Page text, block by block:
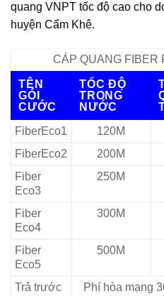
quang VNPT tốc độ cao cho
huyện Cẩm Khê.
CÁP QUANG FIBER
TÊN
GÓI
CƯỚC
TỐC ĐỘ
TRONG
NƯỚC
FiberEco1
120M
FiberEco2
200M
Fiber
Eco3
250M
Fiber
Eco4
300M
Fiber
Eco5
500M
Trả trước
Phí hòa mạng